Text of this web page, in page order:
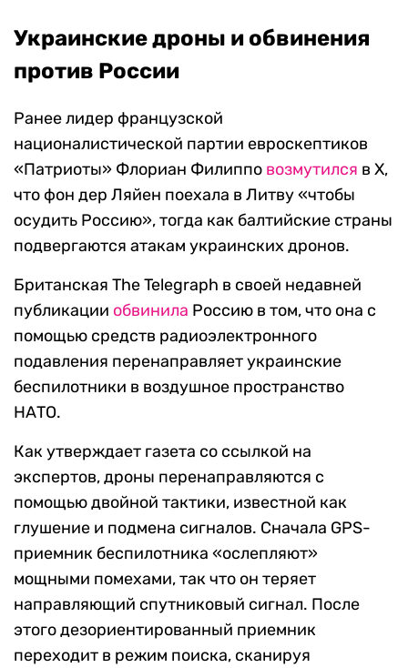
Украинские дроны и обвинения
против России
Ранее лидер французской
националистической партии евроскептиков
«Патриоты» Флориан Филиппо возмутился в X,
что фон дер Ляйен поехала в Литву «чтобы
осудить Россию», тогда как балтийские страны
подвергаются атакам украинских дронов.
Британская The Telegraph в своей недавней
публикации обвинила Россию в том, что она с
помощью средств радиоэлектронного
подавления перенаправляет украинские
беспилотники в воздушное пространство
НАТО.
Как утверждает газета со ссылкой на
экспертов, дроны перенаправляются с
помощью двойной тактики, известной как
глушение и подмена сигналов. Сначала GPS-
приемник беспилотника «ослепляют»
мощными помехами, так что он теряет
направляющий спутниковый сигнал. После
этого дезориентированный приемник
переходит в режим поиска, сканируя